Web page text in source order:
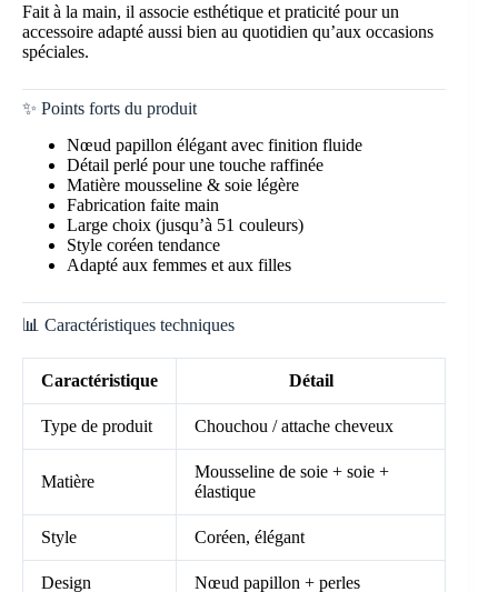
Fait à la main, il associe esthétique et praticité pour un
accessoire adapté aussi bien au quotidien qu’aux occasions
spéciales.
✨ Points forts du produit
Nœud papillon élégant avec finition fluide
Détail perlé pour une touche raffinée
Matière mousseline & soie légère
Fabrication faite main
Large choix (jusqu’à 51 couleurs)
Style coréen tendance
Adapté aux femmes et aux filles
📊 Caractéristiques techniques
Caractéristique Détail
Type de produit Chouchou / attache cheveux
Matière
Mousseline de soie + soie +
élastique
Style Coréen, élégant
Design Nœud papillon + perles